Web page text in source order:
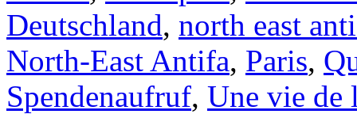
Deutschland, north east
North-East Antifa, Paris,
Spendenaufruf, Une vie de